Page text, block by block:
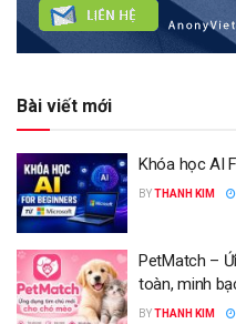
Bài viết mới
Khóa học AI
BYTHANH KIM
PetMatch –
toàn, minh
BYTHANH KIM